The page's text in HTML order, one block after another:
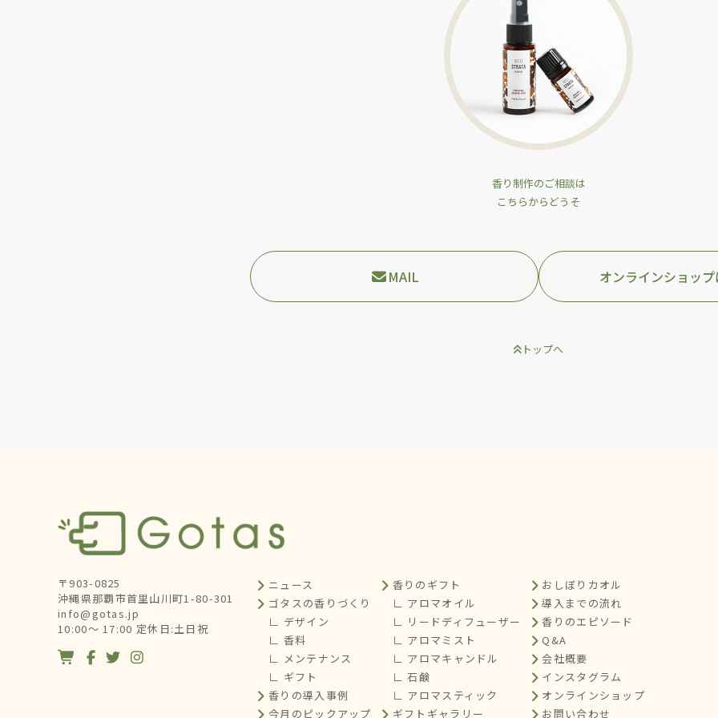
香り制作のご相談は
こちらからどうそ
MAIL オンラインショッ
トップへ
〒903-0825
沖縄県那覇市首里山川町1-80-301
info@gotas.jp
10:00～ 17:00 定休日:土日祝
   
ニュース
ゴタスの香りづくり
∟ デザイン
∟ 香料
∟ メンテナンス
∟ ギフト
香りの導入事例
今月のピックアップ
香りのギフト
∟ アロマオイル
∟ リードディフューザー
∟ アロマミスト
∟ アロマキャンドル
∟ 石鹸
∟ アロマスティック
ギフトギャラリー
おしぼりカオル
導入までの流れ
香りのエピソード
Q&A
会社概要
インスタグラム
オンラインショップ
お問い合わせ